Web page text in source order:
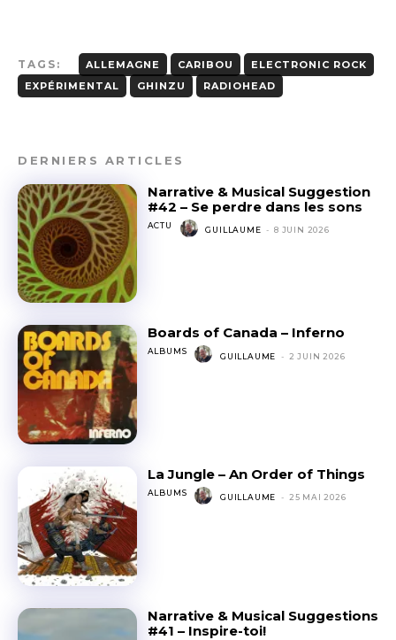
TAGS: ALLEMAGNE CARIBOU
ELECTRONIC ROCK
EXPÉRIMENTAL
GHINZU RADIOHEAD
DERNIERS ARTICLES
Narrative & Musical Suggestion
#42 – Se perdre dans les sons
ACTU GUILLAUME - 8 JUIN 2026
Boards of Canada – Inferno
ALBUMS GUILLAUME - 2 JUIN 2026
La Jungle – An Order of Things
ALBUMS GUILLAUME - 25 MAI 2026
Narrative & Musical Suggestions
#41 – Inspire-toi!